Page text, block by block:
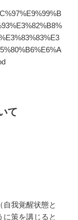
て
我覚醒状態と
に策を講じると